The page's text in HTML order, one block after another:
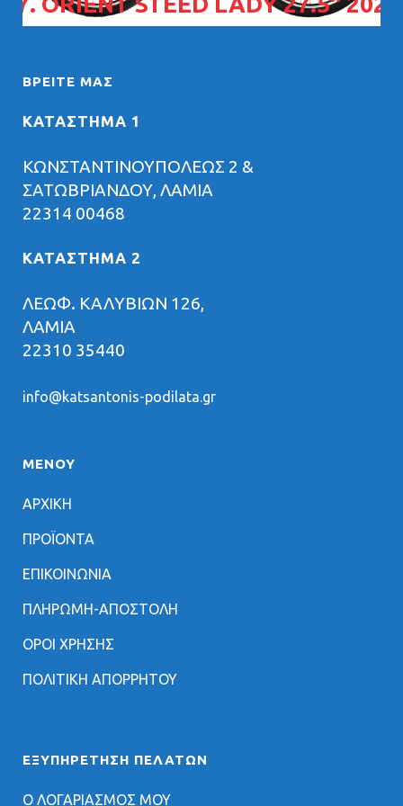
ΒΡΕΊΤΕ ΜΑΣ
ΚΑΤΑΣΤΗΜΑ 1
ΚΩΝΣΤΑΝΤΙΝΟΥΠΟΛΕΩΣ 2 &
ΣΑΤΩΒΡΙΑΝΔΟΥ, ΛΑΜΙΑ
22314 00468
ΚΑΤΑΣΤΗΜΑ 2
ΛΕΩΦ. ΚΑΛΥΒΙΩΝ 126,
ΛΑΜΙΑ
22310 35440
info@katsantonis-podilata.gr
ΜΕΝΟΥ
ΑΡΧΙΚΗ
ΠΡΟΪΟΝΤΑ
ΕΠΙΚΟΙΝΩΝΙΑ
ΠΛΗΡΩΜΗ-ΑΠΟΣΤΟΛΗ
ΟΡΟΙ ΧΡΗΣΗΣ
ΠΟΛΙΤΙΚΗ ΑΠΟΡΡΗΤΟΥ
ΕΞΥΠΗΡΈΤΗΣΗ ΠΕΛΑΤΏΝ
Ο ΛΟΓΑΡΙΑΣΜΟΣ ΜΟΥ